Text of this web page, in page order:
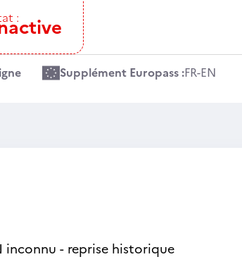
:
Supplément Europass :FR-EN
inconnu - reprise historique